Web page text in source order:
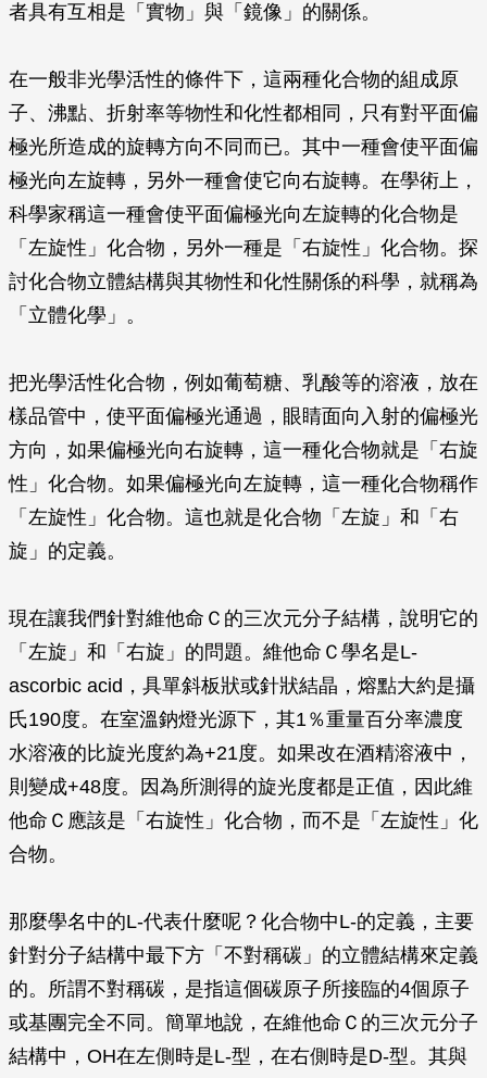
者具有互相是「實物」與「鏡像」的關係。
在一般非光學活性的條件下，這兩種化合物的組成原
子、沸點、折射率等物性和化性都相同，只有對平面偏
極光所造成的旋轉方向不同而已。其中一種會使平面偏
極光向左旋轉，另外一種會使它向右旋轉。在學術上，
科學家稱這一種會使平面偏極光向左旋轉的化合物是
「左旋性」化合物，另外一種是「右旋性」化合物。探
討化合物立體結構與其物性和化性關係的科學，就稱為
「立體化學」。
把光學活性化合物，例如葡萄糖、乳酸等的溶液，放在
樣品管中，使平面偏極光通過，眼睛面向入射的偏極光
方向，如果偏極光向右旋轉，這一種化合物就是「右旋
性」化合物。如果偏極光向左旋轉，這一種化合物稱作
「左旋性」化合物。這也就是化合物「左旋」和「右
旋」的定義。
現在讓我們針對維他命Ｃ的三次元分子結構，說明它的
「左旋」和「右旋」的問題。維他命Ｃ學名是L-
ascorbic acid ，具單斜板狀或針狀結晶，熔點大約是攝
氏190度。在室溫鈉燈光源下，其1％重量百分率濃度
水溶液的比旋光度約為+21度。如果改在酒精溶液中，
則變成+48度。因為所測得的旋光度都是正值，因此維
他命Ｃ應該是「右旋性」化合物，而不是「左旋性」化
合物。
那麼學名中的L-代表什麼呢？化合物中L-的定義，主要
針對分子結構中最下方「不對稱碳」的立體結構來定義
的。所謂不對稱碳，是指這個碳原子所接臨的4個原子
或基團完全不同。簡單地說，在維他命Ｃ的三次元分子
結構中，OH在左側時是L-型，在右側時是D-型。其與